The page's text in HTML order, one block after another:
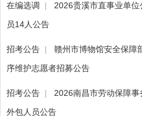
在编选调 |
2026贵溪市直事业单位
员14人公告
招考公告 |
赣州市博物馆安全保障
序维护志愿者招募公告
招考公告 |
2026南昌市劳动保障
外包人员公告